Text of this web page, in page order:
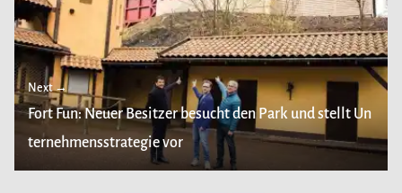
Next →
Fort Fun: Neuer Besitzer besucht den Park und stellt Un
ternehmensstrategie vor